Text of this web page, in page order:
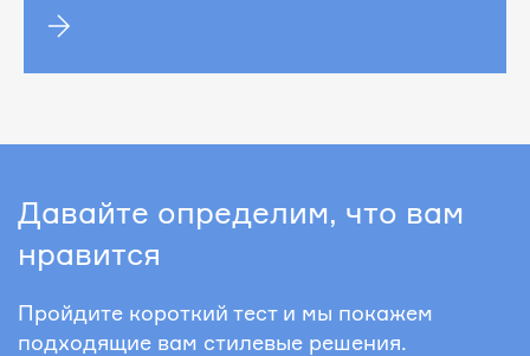
Давайте определим, что вам
нравится
Пройдите короткий тест и мы покажем
подходящие вам стилевые решения.